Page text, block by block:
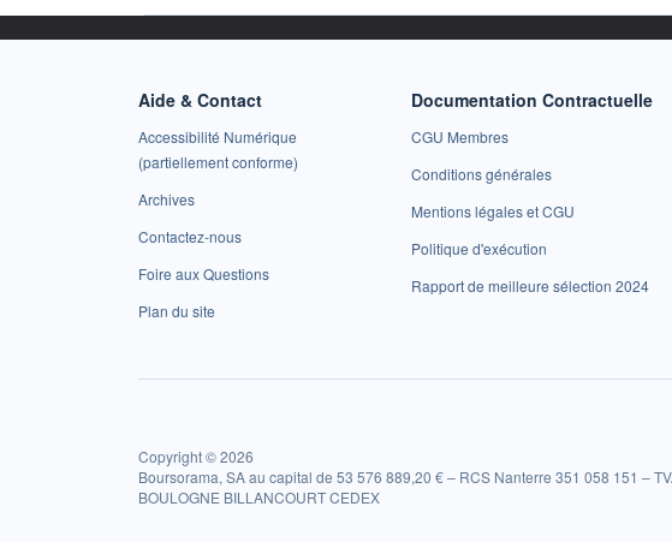
Aide & Contact
Accessibilité Numérique
(partiellement conforme)
Archives
Contactez-nous
Foire aux Questions
Plan du site
Documentation Contractuelle
CGU Membres
Conditions générales
Mentions légales et CGU
Politique d'exécution
Rapport de meilleure sélection 2024
Copyright © 2026
Boursorama, SA au capital de 53 576 889,20 € – RCS Nanterre 351 058 151 –
BOULOGNE BILLANCOURT CEDEX